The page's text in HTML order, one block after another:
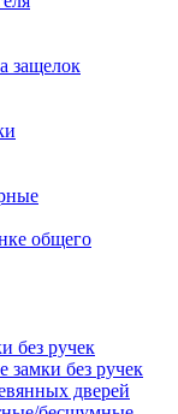
защелок
общего
без ручек
замки без ручек
дверей